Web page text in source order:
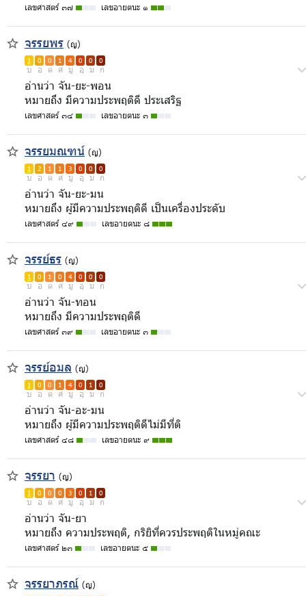
เลขศาสตร์ ๓๗ เลขอายตนะ ๑
จรรยพร (ญ)
1 0 0 1 4 0 0 0
บ อ ด ศ มู อุ ม ก
อ่านว่า จัน-ยะ-พอน
หมายถึง มีความประพฤติดี ประเสริฐ
เลขศาสตร์ ๓๔ เลขอายตนะ ๓
จรรยมณฑน์ (ญ)
1 2 1 1 3 0 0 0
บ อ ด ศ มู อุ ม ก
อ่านว่า จัน-ยะ-มน
หมายถึง ผู้มีความประพฤติดี เป็นเครื่องประดับ
เลขศาสตร์ ๔๙ เลขอายตนะ ๘
จรรย์ธร (ญ)
1 0 1 0 4 0 0 0
บ อ ด ศ มู อุ ม ก
อ่านว่า จัน-ทอน
หมายถึง มีความประพฤติดี
เลขศาสตร์ ๓๙ เลขอายตนะ ๓
จรรย์อมล (ญ)
1 0 0 1 4 0 1 0
บ อ ด ศ มู อุ ม ก
อ่านว่า จัน-อะ-มน
หมายถึง ผู้มีความประพฤติดีไม่มีที่ติ
เลขศาสตร์ ๔๘ เลขอายตนะ ๙
จรรยา (ญ)
1 0 0 0 3 0 1 0
บ อ ด ศ มู อุ ม ก
อ่านว่า จัน-ยา
หมายถึง ความประพฤติ, กริยิที่ควรประพฤติในหมู่คณะ
เลขศาสตร์ ๒๓ เลขอายตนะ ๕
จรรยาภรณ์ (ญ)